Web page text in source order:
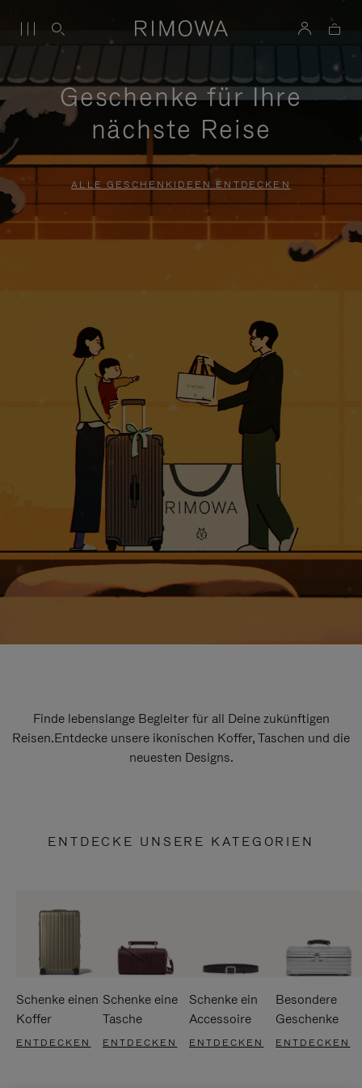
Geschenke für Ihre
nächste Reise
ALLE GESCHENKIDEEN ENTDECKEN
Finde lebenslange Begleiter für all Deine zukünftigen
Reisen.Entdecke unsere ikonischen Koffer, Taschen und die
neuesten Designs.
ENTDECKE UNSERE KATEGORIEN
Schenke einen
Koffer
ENTDECKEN
Schenke eine
Tasche
ENTDECKEN
Schenke ein
Accessoire
ENTDECKEN
Besondere
Geschenke
ENTDECKEN